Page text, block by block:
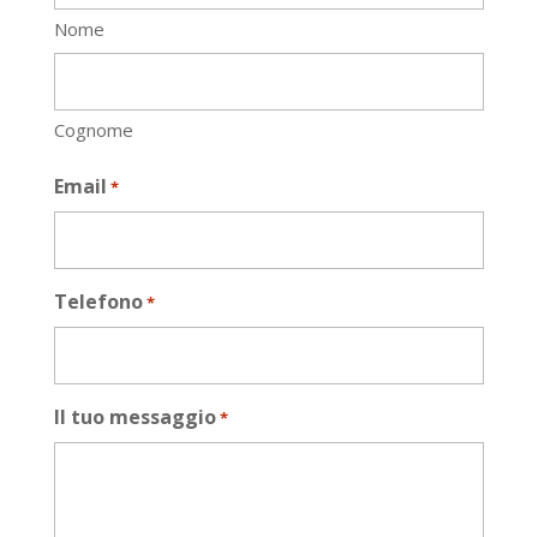
Nome
Cognome
Email *
Telefono*
Il tuo messaggio*